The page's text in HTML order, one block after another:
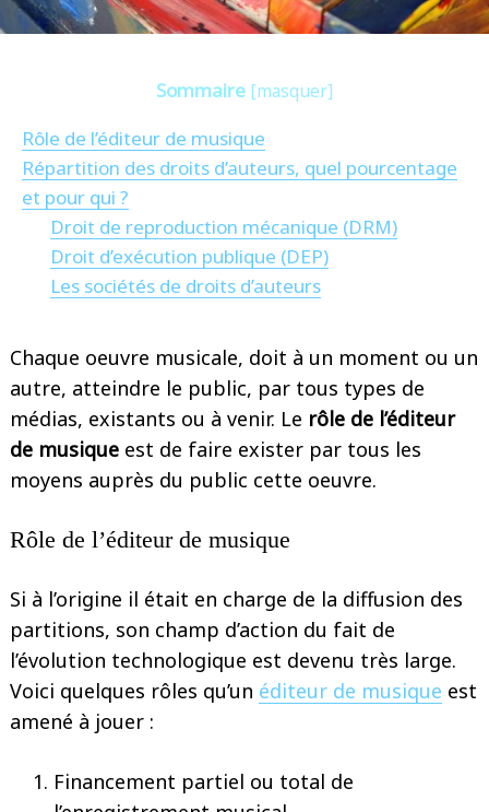
Sommaire [masquer]
Rôle de l’éditeur de musique
Répartition des droits d’auteurs, quel pourcentage
et pour qui ?
Droit de reproduction mécanique (DRM)
Droit d’exécution publique (DEP)
Les sociétés de droits d’auteurs
Chaque oeuvre musicale, doit à un moment ou un
autre, atteindre le public, par tous types de
médias, existants ou à venir. Le rôle de l’éditeur
de musique est de faire exister par tous les
moyens auprès du public cette oeuvre.
Rôle de l’éditeur de musique
Si à l’origine il était en charge de la diffusion des
partitions, son champ d’action du fait de
l’évolution technologique est devenu très large.
Voici quelques rôles qu’un éditeur de musique est
amené à jouer :
Financement partiel ou total de